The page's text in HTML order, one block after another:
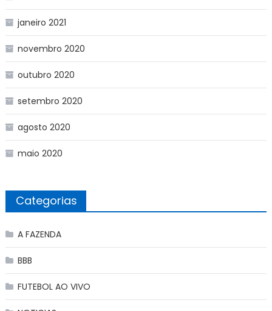
janeiro 2021
novembro 2020
outubro 2020
setembro 2020
agosto 2020
maio 2020
Categorias
A FAZENDA
BBB
FUTEBOL AO VIVO